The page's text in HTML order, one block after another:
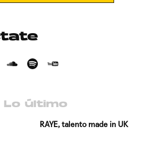
Lo último
RAYE, talento made in UK